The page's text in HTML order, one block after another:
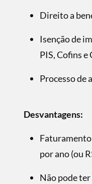
Direito a
Isenção de
PIS, Cofins e
Processo de
Desvantagens:
por ano (ou
Não pode